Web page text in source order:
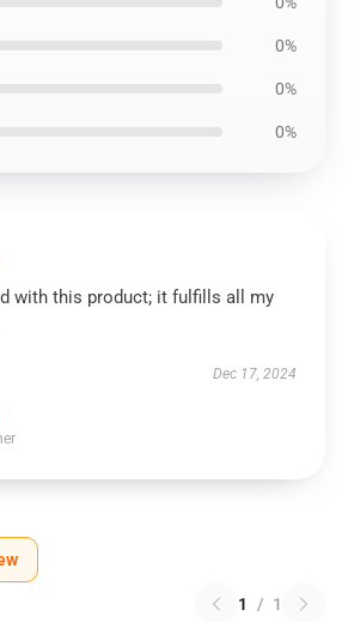
0%
0%
0%
with this product; it fulfills all my
Dec 17, 2024
1 / 1